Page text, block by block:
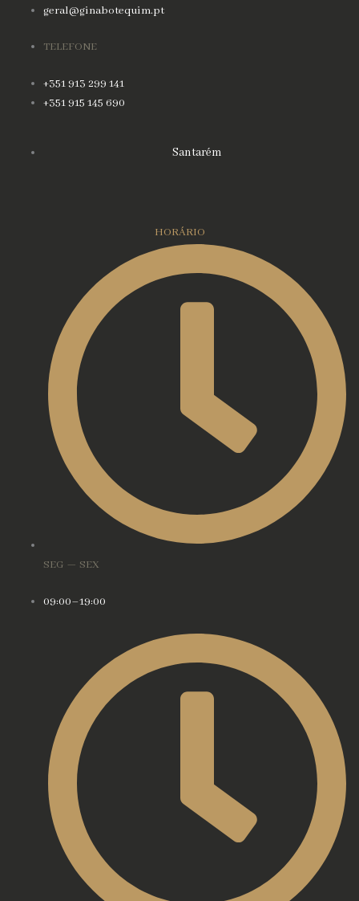
geral@ginabotequim.pt
TELEFONE
+351 913 299 141
+351 915 145 690
Santarém
HORÁRIO
SEG — SEX
09:00–19:00